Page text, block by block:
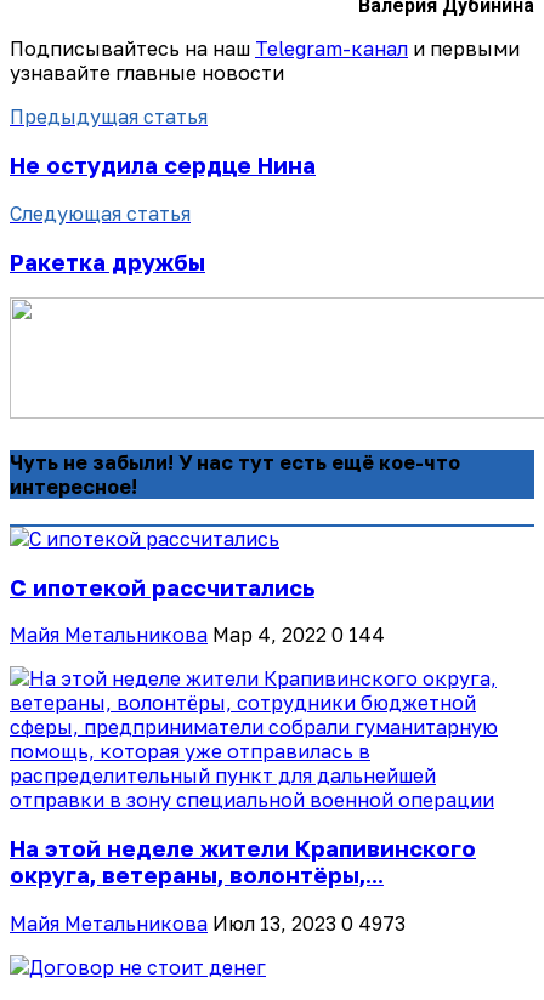
Валерия Дубинина
Подписывайтесь на наш Telegram-канал и первыми
узнавайте главные новости
Предыдущая статья
Не остудила сердце Нина
Следующая статья
Ракетка дружбы
Чуть не забыли! У нас тут есть ещё кое-что
интересное!
С ипотекой рассчитались
Майя Метальникова Мар 4, 2022 0 144
На этой неделе жители Крапивинского
округа, ветераны, волонтёры,...
Майя Метальникова Июл 13, 2023 0 4973